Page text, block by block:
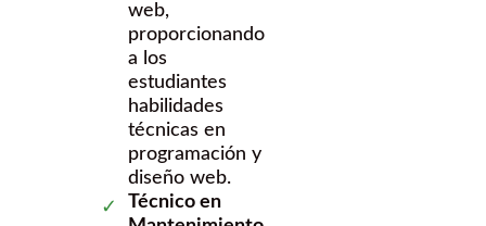
web,
proporcionando
a los
estudiantes
habilidades
técnicas en
programación y
diseño web.
Técnico en